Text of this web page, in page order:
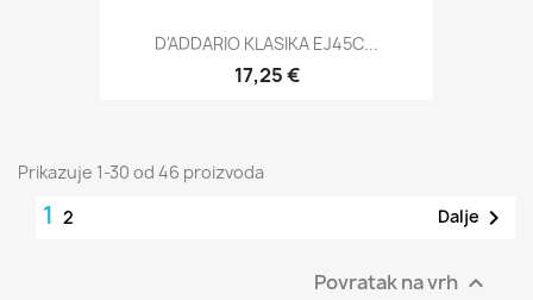
D'ADDARIO KLASIKA EJ45C...
17,25 €
Prikazuje 1-30 od 46 proizvoda
1 2 Dalje 
Povratak na vrh 